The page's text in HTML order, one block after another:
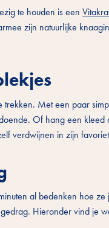
te houden is een
zijn natuurlijke
Met een paar
Of hang een
verdwijnen in zijn
al bedenken hoe
Hieronder vind je